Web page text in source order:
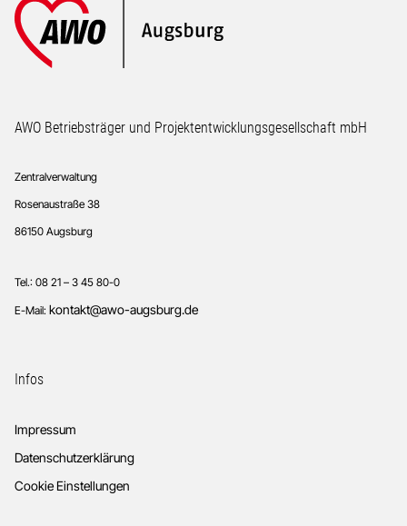
Footer
AWO Betriebsträger und Projektentwicklungsgesellschaft mbH
Zentralverwaltung
Rosenaustraße 38
86150 Augsburg
Tel.: 08 21 – 3 45 80-0
E-Mail: kontakt@awo-augsburg.de
Infos
Impressum
Datenschutzerklärung
Cookie Einstellungen